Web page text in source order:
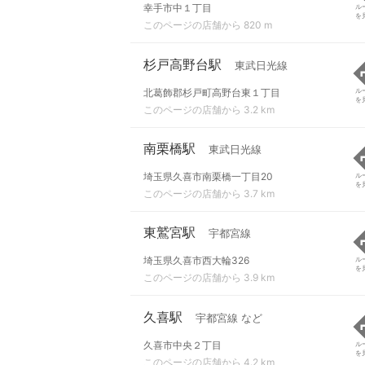
幸手市中１丁目
このページの店舗から 820 m
ル
を
杉戸高野台駅 東武日光線
北葛飾郡杉戸町高野台東１丁目
このページの店舗から 3.2 km
ル
を
南栗橋駅 東武日光線
埼玉県久喜市南栗橋一丁目20
このページの店舗から 3.7 km
ル
を
東鷲宮駅 宇都宮線
埼玉県久喜市西大輪326
このページの店舗から 3.9 km
ル
を
久喜駅 宇都宮線 など
久喜市中央２丁目
このページの店舗から 4.2 km
ル
を